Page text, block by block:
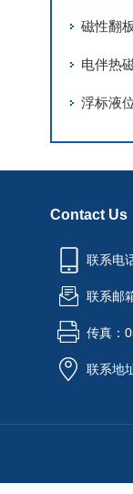
Contact Us
联系电
联系邮
传真：
联系地